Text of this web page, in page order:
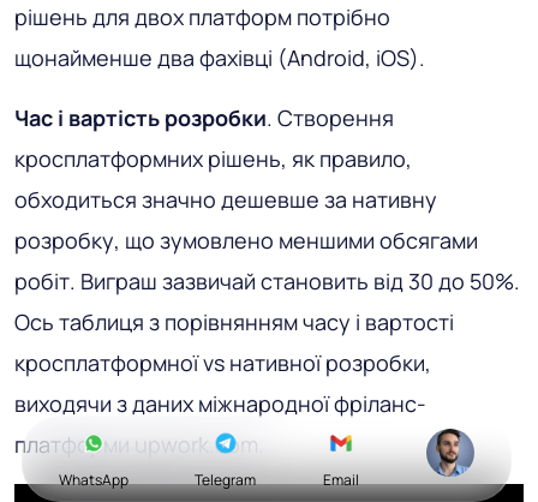
рішень для двох платформ потрібно
щонайменше два фахівці (Android, iOS).
Час і вартість розробки. Створення
кросплатформних рішень, як правило,
обходиться значно дешевше за нативну
розробку, що зумовлено меншими обсягами
робіт. Виграш зазвичай становить від 30 до 50%.
Ось таблиця з порівнянням часу і вартості
кросплатформної vs нативної розробки,
виходячи з даних міжнародної фріланс-
платформи upwork.com.
WhatsApp Telegram Email